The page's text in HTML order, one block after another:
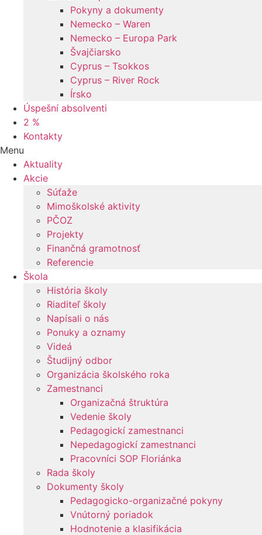
Pokyny a dokumenty
Nemecko – Waren
Nemecko – Europa Park
Švajčiarsko
Cyprus – Tsokkos
Cyprus – River Rock
Írsko
Úspešní absolventi
2 %
Kontakty
Menu
Aktuality
Akcie
Súťaže
Mimoškolské aktivity
PČOZ
Projekty
Finančná gramotnosť
Referencie
Škola
História školy
Riaditeľ školy
Napísali o nás
Ponuky a oznamy
Videá
Študijný odbor
Organizácia školského roka
Zamestnanci
Organizačná štruktúra
Vedenie školy
Pedagogickí zamestnanci
Nepedagogickí zamestnanci
Pracovníci SOP Floriánka
Rada školy
Dokumenty školy
Pedagogicko-organizačné pokyny
Vnútorný poriadok
Hodnotenie a klasifikácia